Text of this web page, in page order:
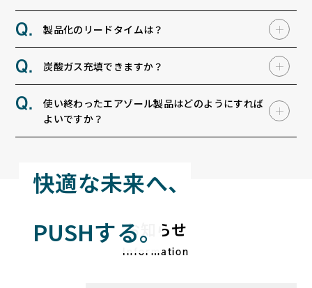
快適な未来へ、
PUSHする。
製品化のリードタイムは？
炭酸ガス充填できますか？
使い終わったエアゾール製品はどのようにすれば
よいですか？
お知らせ
Information